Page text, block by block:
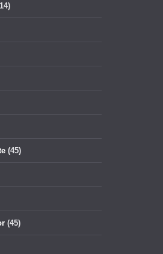
(45)
(45)